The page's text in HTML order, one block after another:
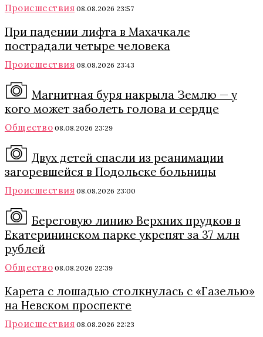
Происшествия 08.08.2026 23:57
При падении лифта в Махачкале
пострадали четыре человека
Происшествия 08.08.2026 23:43
Магнитная буря накрыла Землю — у
кого может заболеть голова и сердце
Общество 08.08.2026 23:29
Двух детей спасли из реанимации
загоревшейся в Подольске больницы
Происшествия 08.08.2026 23:00
Береговую линию Верхних прудков в
Екатерининском парке укрепят за 37 млн
рублей
Общество 08.08.2026 22:39
Карета с лошадью столкнулась с «Газелью»
на Невском проспекте
Происшествия 08.08.2026 22:23